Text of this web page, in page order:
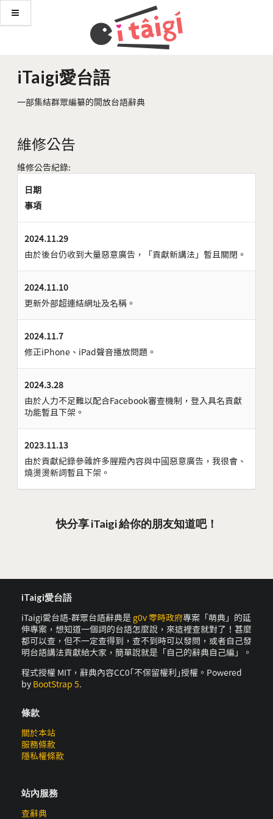
iTaigi愛台語
一部集結群眾編纂的開放台語辭典
維修公告
維修公告紀錄:
日期
事項
2024.11.29
由於後台仍收到大量惡意廣告，「貢獻新講法」暫且關閉。
2024.11.10
更新外部超連結網址及名稱。
2024.11.7
修正iPhone、iPad聲音播放問題。
2024.3.28
由於人力不足難以配合Facebook審查機制，登入具名貢獻
功能暫且下架。
2023.11.13
由於貢獻紀錄參雜許多腥羶內容與中國惡意廣告，我很會、
燒燙燙新詞暫且下架。
快分享 iTaigi 給你的朋友知道吧！
iTaigi愛台語
iTaigi愛台語-群眾台語辭典是 g0v 零時政府專案「萌典」的延
伸專案，想知道一個詞的台語怎麼說，來這裡查就對了！甚麼
都可以查，但不一定查得到，查不到時可以發問，或者自己發
明台語講法貢獻給大家，簡單說就是「自己的辭典自己編」。
程式授權 MIT，辭典內容CC0｢不保留權利｣授權。Powered
by BootStrap 5.
條款
關於本站
服務條款
隱私權條款
站內服務
查辭典